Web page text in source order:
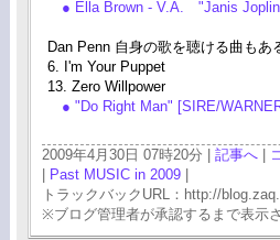
● Ella Brown - V.A. "Janis
Dan Penn 自身の歌を聴ける曲もあ
6. I'm Your Puppet
13. Zero Willpower
● "Do Right Man" [SIRE/
2009年4月30日 07時20分 | 記事へ
Past MUSIC in 2009
トラックバックURL：http://
※ブログ管理者が承認するまで表示